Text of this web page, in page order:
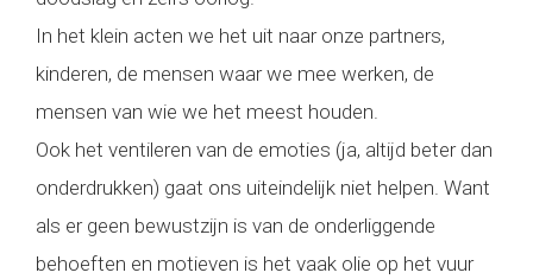
In het klein acten we het uit naar onze partners,
kinderen, de mensen waar we mee werken, de
mensen van wie we het meest houden.
Ook het ventileren van de emoties (ja, altijd beter dan
onderdrukken) gaat ons uiteindelijk niet helpen. Want
als er geen bewustzijn is van de onderliggende
behoeften en motieven is het vaak olie op het vuur